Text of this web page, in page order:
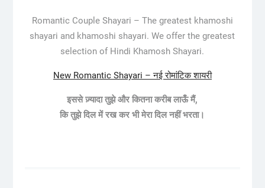
Romantic Couple Shayari – The greatest khamoshi
shayari and khamoshi shayari. We offer the greatest
selection of Hindi Khamosh Shayari.
New Romantic Shayari – नई रोमांटिक शायरी
इससे ज़्यादा तुझे और कितना करीब लाऊँ मैं,
कि तुझे दिल में रख कर भी मेरा दिल नहीं भरता।